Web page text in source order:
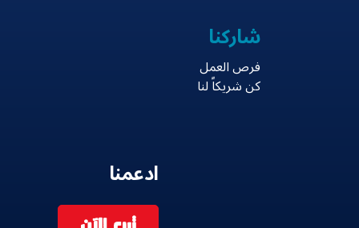
شاركنا
فرص العمل
كن شريكاً لنا
ادعمنا